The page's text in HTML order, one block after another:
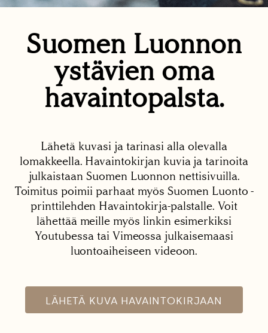
Suomen Luonnon
ystävien oma
havaintopalsta.
Lähetä kuvasi ja tarinasi alla olevalla
lomakkeella. Havaintokirjan kuvia ja tarinoita
julkaistaan Suomen Luonnon nettisivuilla.
Toimitus poimii parhaat myös Suomen Luonto -
printtilehden Havaintokirja-palstalle. Voit
lähettää meille myös linkin esimerkiksi
Youtubessa tai Vimeossa julkaisemaasi
luontoaiheiseen videoon.
LÄHETÄ KUVA HAVAINTOKIRJAAN